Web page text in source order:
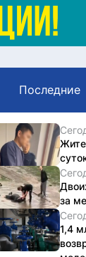
Политика
Экономика
Культура
Служба
Служу
Последние
за
1,4